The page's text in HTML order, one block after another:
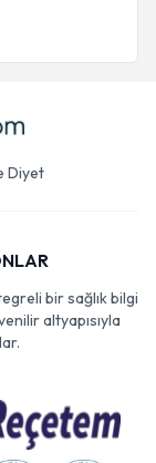
Diyet
bir sağlık bilgi
altyapısıyla